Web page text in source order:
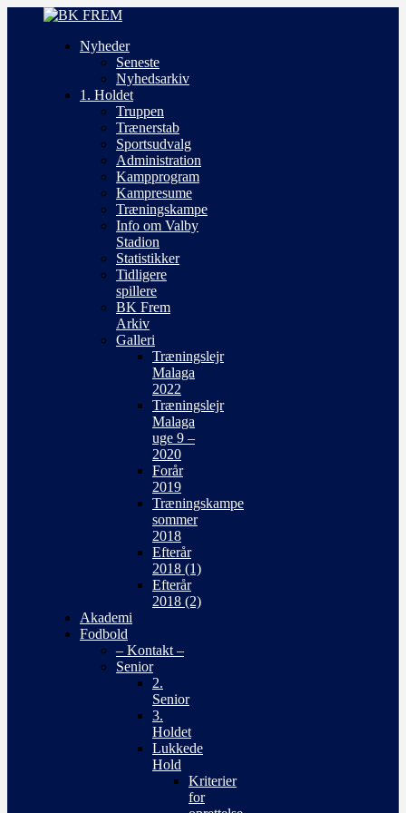
Nyheder
Seneste
Nyhedsarkiv
1. Holdet
Truppen
Trænerstab
Sportsudvalg
Administration
Kampprogram
Kampresume
Træningskampe
Info om Valby
Stadion
Statistikker
Tidligere
spillere
BK Frem
Arkiv
Galleri
Træningslejr
Malaga
2022
Træningslejr
Malaga
uge 9 –
2020
Forår
2019
Træningskampe
sommer
2018
Efterår
2018 (1)
Efterår
2018 (2)
Akademi
Fodbold
– Kontakt –
Senior
2.
Senior
3.
Holdet
Lukkede
Hold
Kriterier
for